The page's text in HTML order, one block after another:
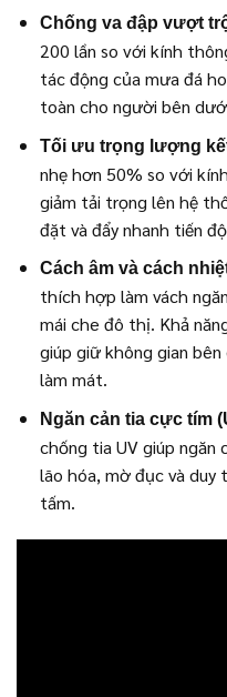
Chống va đập vượt
200 lần so với kính
tác động của mưa đá
toàn cho người bên
Tối ưu trọng lượng
nhẹ hơn 50% so với
giảm tải trọng lên hệ
đặt và đẩy nhanh tiến
Cách âm và cách
thích hợp làm vách
mái che đô thị. Khả
giúp giữ không gian
làm mát.
Ngăn cản tia cực tím
chống tia UV giúp ngăn
lão hóa, mờ đục và duy
tấm.